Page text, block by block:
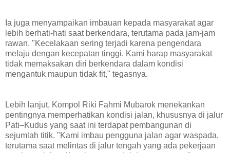
Ia juga menyampaikan imbauan kepada masyarakat agar
lebih berhati-hati saat berkendara, terutama pada jam-jam
rawan. "Kecelakaan sering terjadi karena pengendara
melaju dengan kecepatan tinggi. Kami harap masyarakat
tidak memaksakan diri berkendara dalam kondisi
mengantuk maupun tidak fit," tegasnya.
Lebih lanjut, Kompol Riki Fahmi Mubarok menekankan
pentingnya memperhatikan kondisi jalan, khususnya di jalur
Pati–Kudus yang saat ini terdapat pembangunan di
sejumlah titik. "Kami imbau pengguna jalan agar waspada,
terutama saat melintas di jalur tengah yang ada pekerjaan